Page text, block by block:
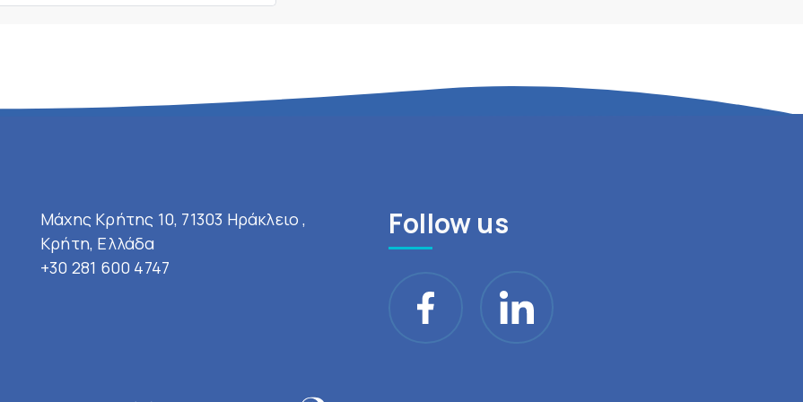
Μάχης Κρήτης 10, 71303 Ηράκλειο ,
Κρήτη, Ελλάδα
+30 281 600 4747
Follow us